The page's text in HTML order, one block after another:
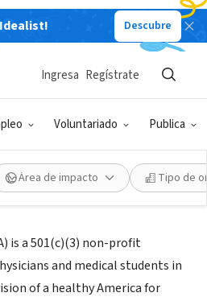
Descubre
Voluntariado Publica
Ingresa Regístrate
Área de impacto Tipo de
DE LUCRO
is a 501(c)(3) non-profit
and medical students in
of a healthy America for